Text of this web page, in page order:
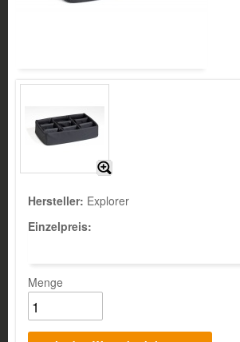
Hersteller: Explorer
Einzelpreis:
Menge